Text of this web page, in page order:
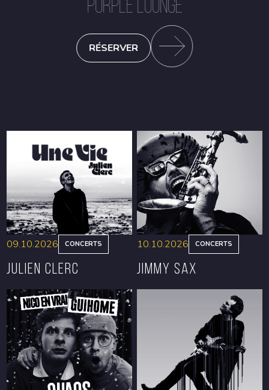
PURPLE LOUNGE
RÉSERVER
RÉSERVER
09.10.2026 CONCERTS
Julien Clerc
RÉSERVER
10.10.2026 CONCERTS
Jimmy Sax